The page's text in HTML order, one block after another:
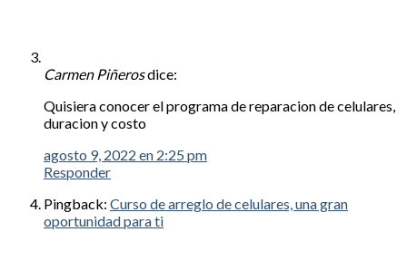
Carmen Piñerosdice:
Quisiera conocer el programa de reparacion de celulares,
duracion y costo
agosto 9, 2022 en 2:25 pm
Responder
Pingback: Curso de arreglo de celulares, una gran
oportunidad para ti